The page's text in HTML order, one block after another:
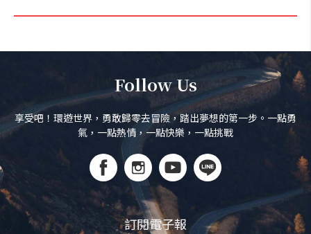
Follow Us
享受吧！環遊世界，勇敢歸零去冒險，踏出夢想的第一步。一點勇
氣，一點熱情，一點快樂，一點挑戰
訂閱電子報